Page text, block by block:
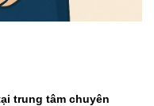
trung tâm chuyên